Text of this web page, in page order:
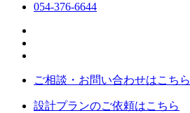
054-376-6644
ご相談・お問い合わせはこちら
設計プランのご依頼はこちら